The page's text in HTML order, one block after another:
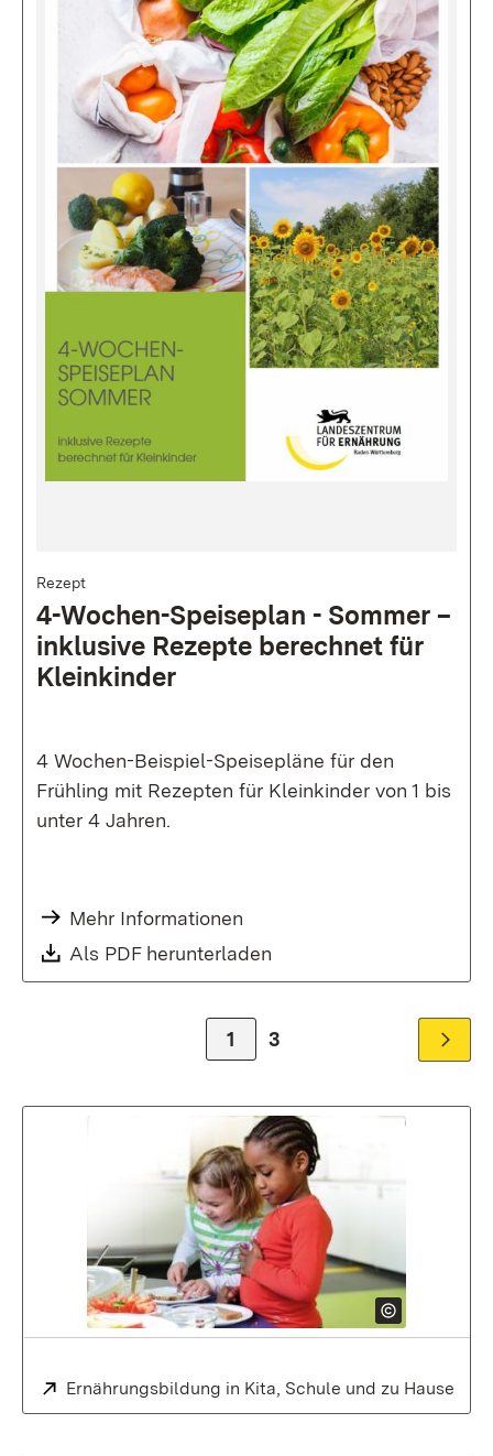
Rezept
4-Wochen-Speiseplan - Sommer –
inklusive Rezepte berechnet für
Kleinkinder
4 Wochen-Beispiel-Speisepläne für den
Frühling mit Rezepten für Kleinkinder von 1 bis
unter 4 Jahren.
Mehr Informationen
Als PDF herunterladen
Zur Seite
1 Zur Seite
3 Zur
Extern:
Ernährungsbildung in Kita, Schule und zu Hause